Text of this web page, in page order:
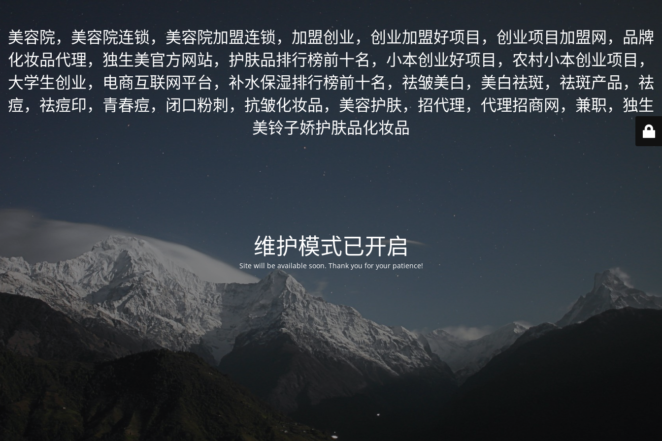
美容院，美容院连锁，美容院加盟连锁，加盟创业，创业加盟好项目，创业项目加盟网，品牌
化妆品代理，独生美官方网站，护肤品排行榜前十名，小本创业好项目，农村小本创业项目，
大学生创业，电商互联网平台，补水保湿排行榜前十名，祛皱美白，美白祛斑，祛斑产品，祛
痘，祛痘印，青春痘，闭口粉刺，抗皱化妆品，美容护肤，招代理，代理招商网，兼职，独生
美铃子娇护肤品化妆品
维护模式已开启
Site will be available soon. Thank you for your patience!